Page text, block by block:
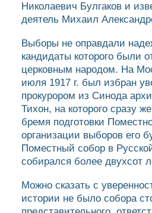
Николаевич Булгаков и
деятель Михаил
Выборы не оправдали
кандидаты которого были
церковным народом. На
июля 1917 г. был избран
прокурором из Синода
Тихон, на которого сразу
бремя подготовки
организации выборов его
Поместный собор в
собирался более двухсот
Можно сказать с
истории не было собора